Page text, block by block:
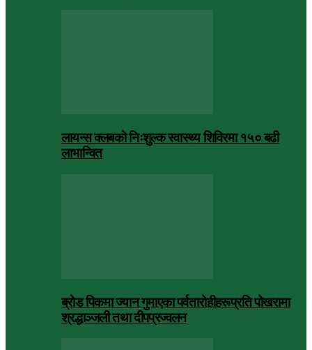
लायन्स क्लबको निःशुल्क स्वास्थ्य शिविरमा १५० बढी
लाभान्वित
ब्रोड पिकमा ज्यान गुमाएका पर्वतारोहीहरूप्रति पोखरामा
श्रद्धाञ्जली तथा दीपप्रज्वलन